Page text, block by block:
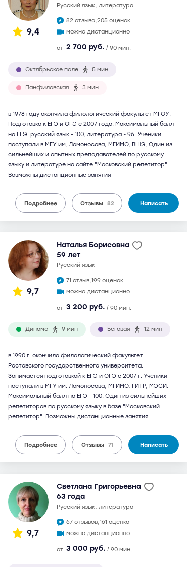
9,4
русский язык, литература
82 отзыва,205 оценок
можно дистанционно
от 2 700 руб. / 90 мин.
Октябрьское поле 5 мин
Панфиловская 3 мин
в 1978 году окончила филологический факультет МГОУ.
Подготовка к ЕГЭ и ОГЭ с 2007 года. Максимальный балл
на ЕГЭ: русский язык - 100, литература - 96. Ученики
поступали в МГУ им. Ломоносова, МГИМО, ВШЭ. Один из
сильнейших и опытных преподавателей по русскому
языку и литературе на сайте "Московский репетитор".
Возможны дистанционные занятия
Подробнее Отзывы 82 Написать
9,7
Наталья Борисовна
59 лет
русский язык
71 отзыв,199 оценок
можно дистанционно
от 3 200 руб. / 90 мин.
Динамо 9 мин Беговая 12 мин
в 1990 г. окончила филологический факультет
Ростовского государственного университета.
Занимается подготовкой к ЕГЭ и ОГЭ с 2007 г. Ученики
поступали в МГУ им. Ломоносова, МГИМО, ГИТР, МЭСИ.
Максимальный балл на ЕГЭ - 100. Один из сильнейших
репетиторов по русскому языку в базе "Московский
репетитор". Возможны дистанционные занятия
Подробнее Отзывы 71 Написать
9,7
Светлана Григорьевна
63 года
русский язык, литература
67 отзывов,161 оценка
можно дистанционно
от 3 000 руб. / 90 мин.